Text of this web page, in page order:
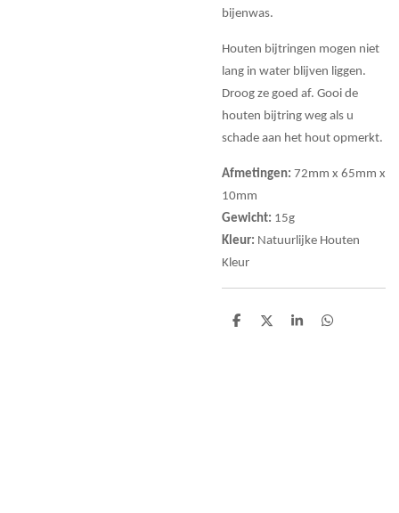
bijenwas.
Houten bijtringen mogen niet
lang in water blijven liggen.
Droog ze goed af. Gooi de
houten bijtring weg als u
schade aan het hout opmerkt.
Afmetingen: 72mm x 65mm x
10mm
Gewicht: 15g
Kleur: Natuurlijke Houten
Kleur
D
D
S
D